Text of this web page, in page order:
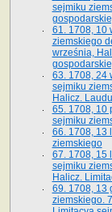
sejmiku
61. 1708, 10
ziemskiego
września,
63. 1708, 24
sejmiku
Halicz.
65­. 1708, 10
sejmiku
66. 1708, 13
ziemskiego
67. 1708, 15
sejmiku
Halicz.
69. 1708, 13
ziemskiego.